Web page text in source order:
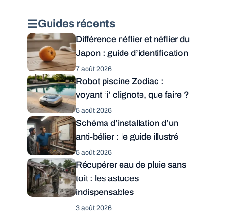
Guides récents
Différence néflier et néflier du
Japon : guide d’identification
7 août 2026
Robot piscine Zodiac :
voyant ‘i’ clignote, que faire ?
5 août 2026
Schéma d’installation d’un
anti-bélier : le guide illustré
5 août 2026
Récupérer eau de pluie sans
toit : les astuces
indispensables
3 août 2026